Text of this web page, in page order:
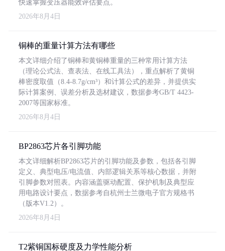
快速掌握变压器能效评估要点。
2026年8月4日
铜棒的重量计算方法有哪些
本文详细介绍了铜棒和黄铜棒重量的三种常用计算方法
（理论公式法、查表法、在线工具法），重点解析了黄铜
棒密度取值（8.4-8.7g/cm³）和计算公式的差异，并提供实
际计算案例、误差分析及选材建议，数据参考GB/T 4423-
2007等国家标准。
2026年8月4日
BP2863芯片各引脚功能
本文详细解析BP2863芯片的引脚功能及参数，包括各引脚
定义、典型电压/电流值、内部逻辑关系等核心数据，并附
引脚参数对照表。内容涵盖驱动配置、保护机制及典型应
用电路设计要点，数据参考自杭州士兰微电子官方规格书
（版本V1.2）。
2026年8月4日
T2紫铜国标硬度及力学性能分析